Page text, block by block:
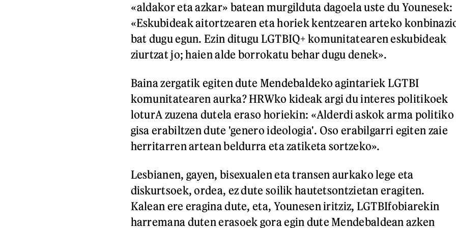
«aldakor eta azkar» batean murgilduta dagoela uste du Younesek:
«Eskubideak aitortzearen eta horiek kentzearen arteko
bat dugu egun. Ezin ditugu LGTBIQ+ komunitatearen eskubideak
ziurtzat jo; haien alde borrokatu behar dugu denek».
Baina zergatik egiten dute Mendebaldeko agintariek LGTBI
komunitatearen aurka? HRWko kideak argi du interes politikoek
loturA zuzena dutela eraso horiekin: «Alderdi askok arma politiko
gisa erabiltzen dute 'genero ideologia'. Oso erabilgarri egiten zaie
herritarren artean beldurra eta zatiketa sortzeko».
Lesbianen, gayen, bisexualen eta transen aurkako lege eta
diskurtsoek, ordea, ez dute soilik hautetsontzietan eragiten.
Kalean ere eragina dute, eta, Younesen iritziz, LGTBIfobiarekin
harremana duten erasoek gora egin dute Mendebaldean azken